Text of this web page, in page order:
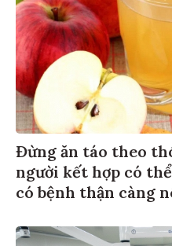
Đừng ăn táo theo
người kết hợp có
có bệnh thận càng